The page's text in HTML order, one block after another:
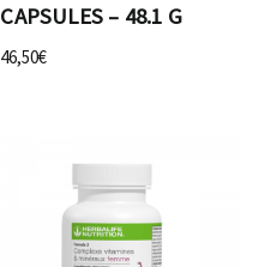
CAPSULES – 48.1 G
46,50€